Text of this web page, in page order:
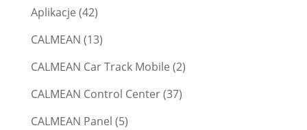
Aplikacje (42)
CALMEAN (13)
CALMEAN Car Track Mobile (2)
CALMEAN Control Center(37)
CALMEAN Panel (5)